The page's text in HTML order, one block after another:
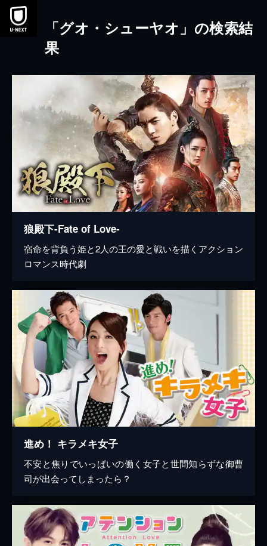
本文へスキップ
「グオ・シューヤオ」の検索結
果
狼殿下‐Fate of Love‐
宿命を背負う姫と2人の王の愛と戦いを描くアクション
ロマンス時代劇
進め！ キラメキ女子
不安と焦りでいっぱいの働く女子と世間知らずな御曹
司が出会ってしまったら？